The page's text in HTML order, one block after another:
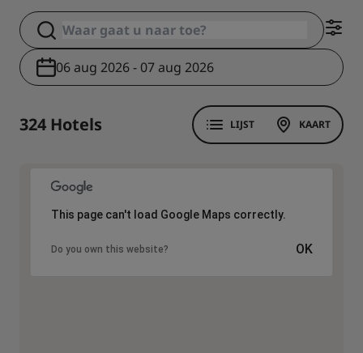
06 aug 2026 - 07 aug 2026
324 Hotels LIJST KAART
This page can't load Google Maps correctly.
Do you own this website? OK